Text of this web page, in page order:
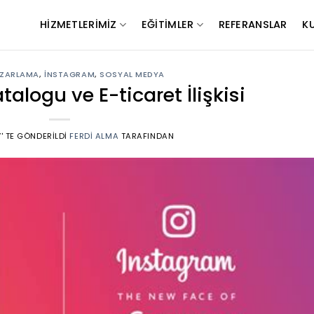
HIZMETLERIMIZ EĞITIMLER REFERANSLAR
,İNSTAGRAM,SOSYAL MEDYA
ve E-ticaret İlişkisi
’' TE GÖNDERILDI FERDI ALMA TARAFINDAN